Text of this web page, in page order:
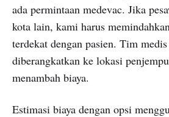
ada permintaan medevac. Jika
kota lain, kami harus
terdekat dengan pasien. Tim
diberangkatkan ke lokasi
menambah biaya.
Estimasi biaya dengan opsi